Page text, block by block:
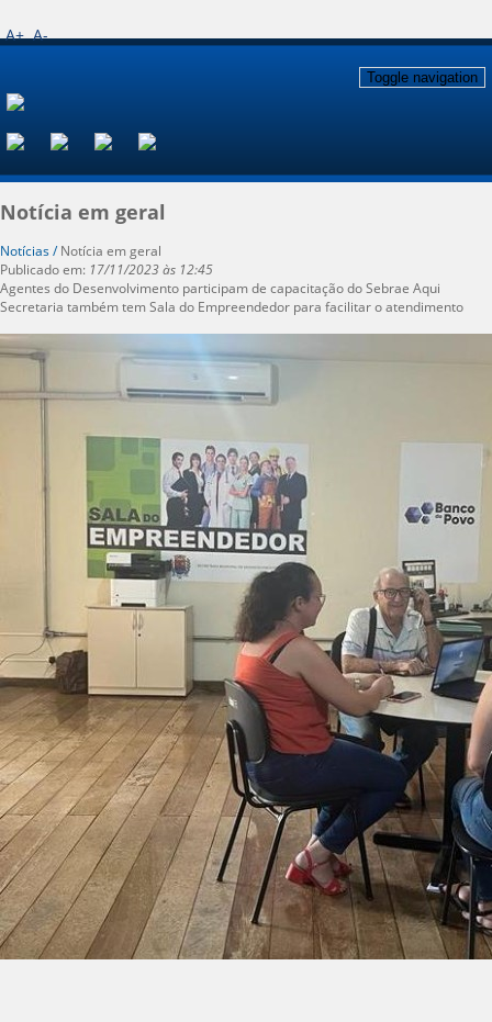
A+ A-
Toggle navigation
Notícia em geral
Notícias /Notícia em geral
Publicado em: 17/11/2023 às 12:45
Agentes do Desenvolvimento participam de capacitação do Sebrae Aqui
Secretaria também tem Sala do Empreendedor para facilitar o atendimento